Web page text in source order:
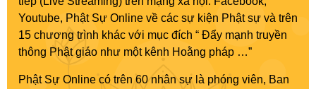
Youtube, Phật Sự Online về các sự kiện Phật sự và trên
15 chương trình khác với mục đích “ Đẩy mạnh truyền
thông Phật giáo như một kênh Hoằng pháp …”
Phật Sự Online có trên 60 nhân sự là phóng viên, Ban